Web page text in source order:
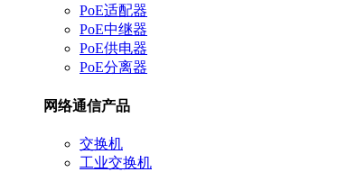
PoE适配器
PoE中继器
PoE供电器
PoE分离器
网络通信产品
交换机
工业交换机